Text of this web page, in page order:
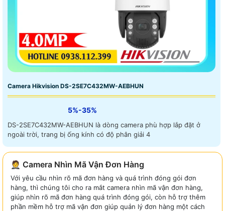
Camera Hikvision DS-2SE7C432MW-AEBHUN
5%-35%
DS-2SE7C432MW-AEBHUN là dòng camera phù hợp lắp đặt ở
ngoài trời, trang bị ống kính có độ phân giải 4
🤵 Camera Nhìn Mã Vận Đơn Hàng
Với yêu cầu nhìn rõ mã đơn hàng và quá trình đóng gói đơn
hàng, thì chúng tôi cho ra mắt camera nhìn mã vận đơn hàng,
giúp nhìn rõ mã đơn hàng quá trình đóng gói, còn hỗ trợ thêm
phần mềm hỗ trợ mã vận đơn giúp quản lý đơn hàng một cách